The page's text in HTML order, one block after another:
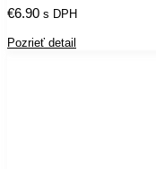
€6.90 s DPH
Pozrieť detail